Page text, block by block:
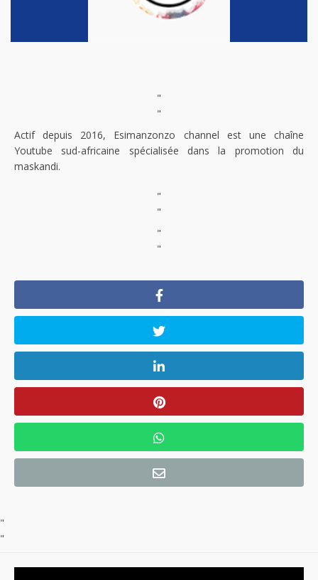
"
"
Actif depuis 2016, Esimanzonzo channel est une chaîne
Youtube sud-africaine spécialisée dans la promotion du
maskandi.
"
"
"
"
"
"